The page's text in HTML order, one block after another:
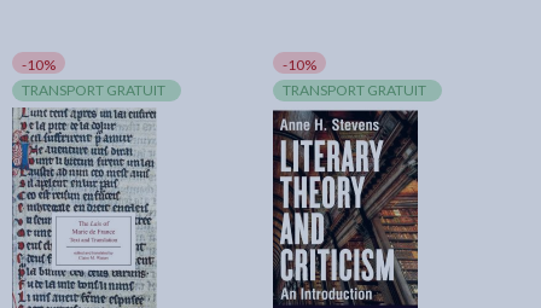
-10%
TRANSPORT GRATUIT
-10%
TRANSPORT GRATUIT